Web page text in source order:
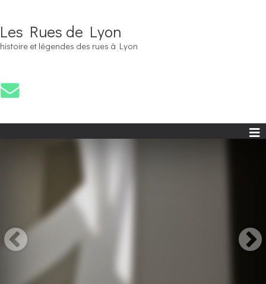
Les Rues de Lyon
histoire et légendes des rues à Lyon